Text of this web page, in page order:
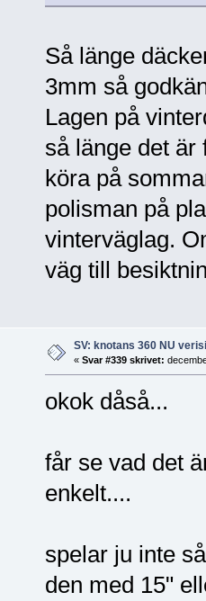
Så länge
3mm så
Lagen på
så länge det är
köra på
polisman på
vinterväglag.
väg till
SV: knotans 360 NU
« Svar #339 skrivet:
okok dåså...
får se vad det
enkelt....
spelar ju inte
den med 15"